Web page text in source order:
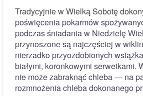
Tradycyjnie w Wielką Sobotę
poświęcenia pokarmów
podczas śniadania w Niedzielę
przynoszone są najczęściej w
nierzadko przyozdobionych
białymi, koronkowymi serwetkami.
nie może zabraknąć chleba — na
rozmnożenia chleba dokonanego